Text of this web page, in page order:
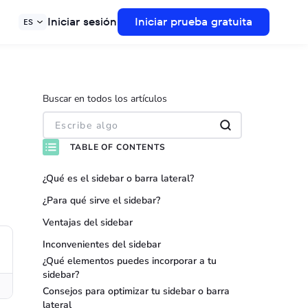
ES Iniciar sesión Iniciar prueba gratuita
Buscar en todos los artículos
TABLE OF CONTENTS
¿Qué es el sidebar o barra lateral?
¿Para qué sirve el sidebar?
Ventajas del sidebar
Inconvenientes del sidebar
¿Qué elementos puedes incorporar a tu
sidebar?
Consejos para optimizar tu sidebar o barra
lateral